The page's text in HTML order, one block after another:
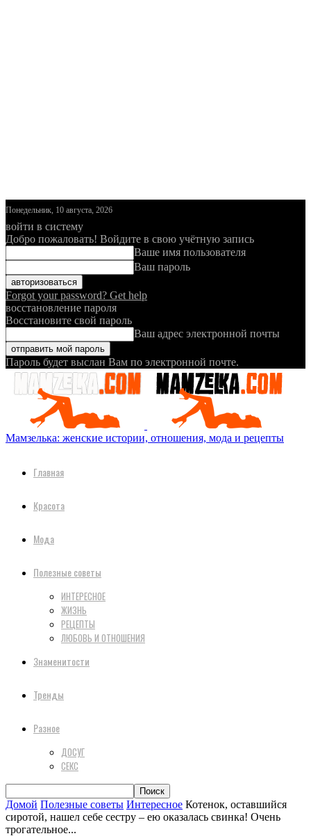
Понедельник, 10 августа, 2026
войти в систему
Добро пожаловать! Войдите в свою учётную запись
Ваше имя пользователя
Ваш пароль
Forgot your password? Get help
восстановление пароля
Восстановите свой пароль
Ваш адрес электронной почты
Пароль будет выслан Вам по электронной почте.
Мамзелька: женские истории, отношения, мода и рецепты
Главная
Красота
Мода
Полезные советы
ИНТЕРЕСНОЕ
ЖИЗНЬ
РЕЦЕПТЫ
ЛЮБОВЬ И ОТНОШЕНИЯ
Знаменитости
Тренды
Разное
ДОСУГ
СЕКС
Домой Полезные советы Интересное Котенок, оставшийся
сиротой, нашел себе сестру – ею оказалась свинка! Очень
трогательное...